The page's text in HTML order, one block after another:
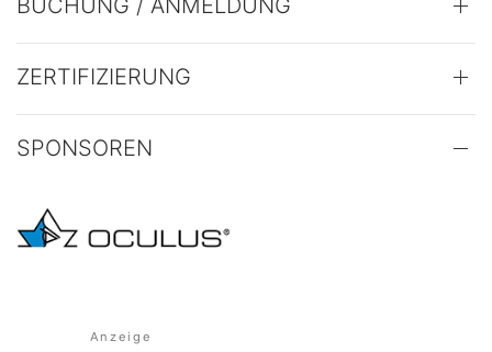
BUCHUNG / ANMELDUNG
ZERTIFIZIERUNG
SPONSOREN